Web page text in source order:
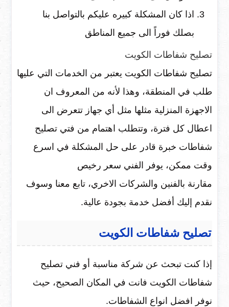
اذا كان المشكلة كبيره عليكم بالتواصل بنا
بصلك فوراً الى جميع المناطق
تصليح شفاطات الكويت
تصليح شفاطات الكويت يعتبر من الخدمات التي عليها
طلب في المنطقة، وهذا لأنه من المعروف ان
الاجهزة المنزلية مثلها مثل أي جهاز تتعرض الى
اعطال كل فترة، وتتطلب اهتمام من فتي تصليح
شفاطات خبرة قادر على حل المشكلة في اسرع
وقت ممكن، يوفر الفني سعر رخيص
مقارنة بالفنين والشركات الاخري، تابع معنا وسوف
نقدم إليك أفضل خدمة بجودة عالية.
تصليح شفاطات الكويت
إذا كنت تبحث عن شركة مناسبة أو فني تصليح
شفاطات الكويت فانت في المكان الصحيح، حيث
نوفر افضل انواع الشفاطات.